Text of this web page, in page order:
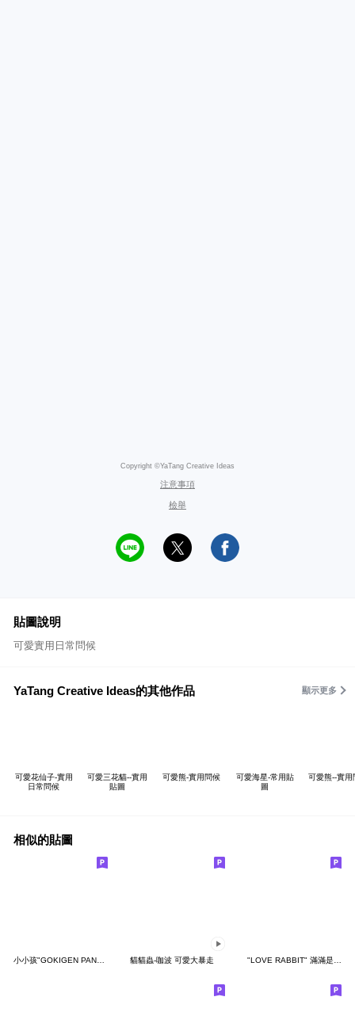
Copyright ©YaTang Creative Ideas
注意事項
檢舉
貼圖說明
可愛實用日常問候
YaTang Creative Ideas的其他作品 顯示更多
可愛花仙子-實用
日常問候
可愛三花貓--實用
貼圖
可愛熊-實用問候
可愛海星-常用貼
圖
可愛熊--實用
相似的貼圖
小小孩"GOKIGEN PANDA" 台灣版 貓貓蟲-咖波 可愛大暴走 "LOVE RABBIT" 滿滿是愛 台灣版